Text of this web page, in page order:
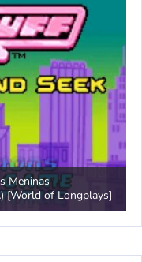
Meninas
[World of Longplays]